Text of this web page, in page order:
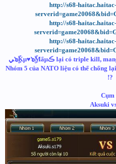
http://s68-
http://s68-
http://s68-
ﻲ๖ۣۜKμ♥๖ۣۜMẩμڪ lại có triple kill, mang lợi thế rất lớn về người cho BKs.
Nhóm 5 của NATO liệu có thể chống
!?
Cụm
Aksuki